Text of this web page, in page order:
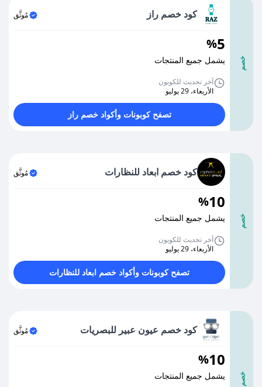
خصم
كود خصم راز مُوثَّق
5
%
يشمل جميع المنتجات
آخر تحديث للكوبون
الأربعاء، 29 يوليو
تصفح كوبونات وأكواد خصم راز
خصم
كود خصم ابعاد للنظارات مُوثَّق
10
%
يشمل جميع المنتجات
آخر تحديث للكوبون
الأربعاء، 29 يوليو
تصفح كوبونات وأكواد خصم ابعاد للنظارات
خصم
كود خصم عيون عبير للبصريات مُوثَّق
10
%
يشمل جميع المنتجات